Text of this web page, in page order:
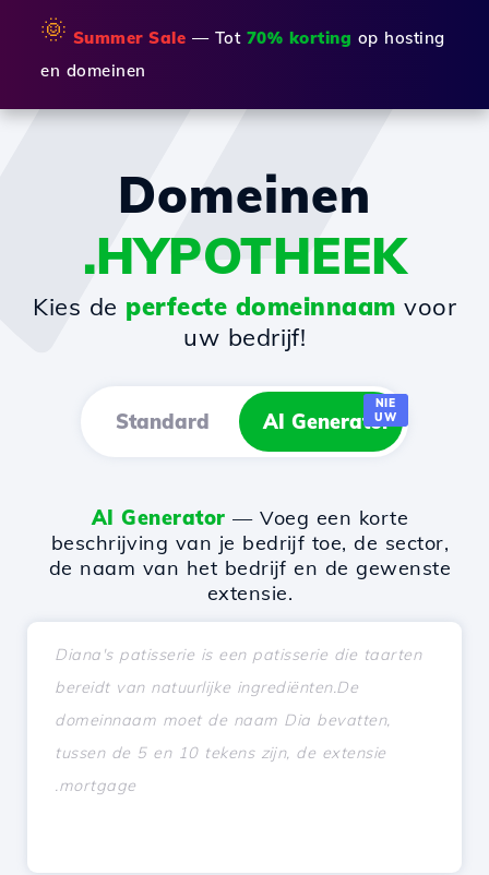
🌞 Summer Sale — Tot 70% korting op hosting
en domeinen
Domeinen
.HYPOTHEEK
Kies de perfecte domeinnaam voor
uw bedrijf!
Standard AI Generator
NIE
UW
AI Generator — Voeg een korte
beschrijving van je bedrijf toe, de sector,
de naam van het bedrijf en de gewenste
extensie.